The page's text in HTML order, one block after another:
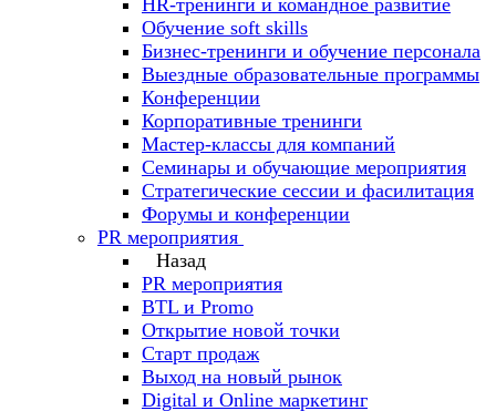
HR-тренинги и командное развитие
Oбучение soft skills
Бизнес-тренинги и обучение персонала
Выездные образовательные программы
Конференции
Корпоративные тренинги
Мастер-классы для компаний
Семинары и обучающие мероприятия
Стратегические сессии и фасилитация
Форумы и конференции
PR мероприятия
Назад
PR мероприятия
BTL и Promo
Открытие новой точки
Старт продаж
Выход на новый рынок
Digital и Online маркетинг